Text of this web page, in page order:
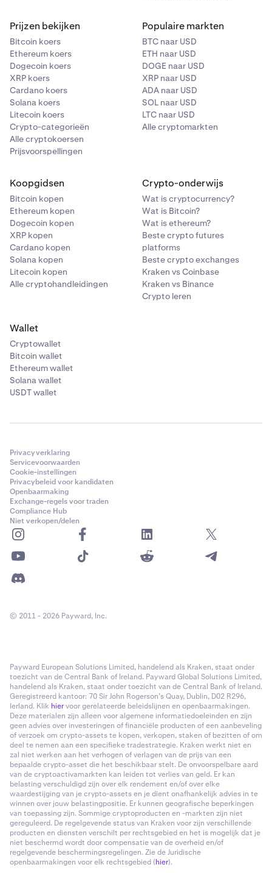
Prijzen bekijken
Bitcoin koers
Ethereum koers
Dogecoin koers
XRP koers
Cardano koers
Solana koers
Litecoin koers
Crypto-categorieën
Alle cryptokoersen
Prijsvoorspellingen
Populaire markten
BTC naar USD
ETH naar USD
DOGE naar USD
XRP naar USD
ADA naar USD
SOL naar USD
LTC naar USD
Alle cryptomarkten
Koopgidsen
Bitcoin kopen
Ethereum kopen
Dogecoin kopen
XRP kopen
Cardano kopen
Solana kopen
Litecoin kopen
Alle cryptohandleidingen
Crypto-onderwijs
Wat is cryptocurrency?
Wat is Bitcoin?
Wat is ethereum?
Beste crypto futures
platforms
Beste crypto exchanges
Kraken vs Coinbase
Kraken vs Binance
Crypto leren
Wallet
Cryptowallet
Bitcoin wallet
Ethereum wallet
Solana wallet
USDT wallet
Privacyverklaring
Servicevoorwaarden
Cookie-instellingen
Privacybeleid voor kandidaten
Openbaarmaking
Exchange-regels voor traden
Compliance Hub
Niet verkopen/delen
© 2011 - 2026 Payward, Inc.
Payward European Solutions Limited, handelend als Kraken, staat onder
toezicht van de Central Bank of Ireland. Payward Global Solutions Limited,
handelend als Kraken, staat onder toezicht van de Central Bank of Ireland.
Geregistreerd kantoor: 70 Sir John Rogerson’s Quay, Dublin, D02 R296,
Ierland. Klik hiervoor gerelateerde beleidslijnen en openbaarmakingen.
Deze materialen zijn alleen voor algemene informatiedoeleinden en zijn
geen advies over investeringen of financiële producten of een aanbeveling
of verzoek om crypto-assets te kopen, verkopen, staken of bezitten of om
deel te nemen aan een specifieke tradestrategie. Kraken werkt niet en
zal niet werken aan het verhogen of verlagen van de prijs van een
bepaalde crypto-asset die het beschikbaar stelt. De onvoorspelbare aard
van de cryptoactivamarkten kan leiden tot verlies van geld. Er kan
belasting verschuldigd zijn over elk rendement en/of over elke
waardestijging van je crypto-assets en je dient onafhankelijk advies in te
winnen over jouw belastingpositie. Er kunnen geografische beperkingen
van toepassing zijn. Sommige cryptoproducten en -markten zijn niet
gereguleerd. De regelgevende status van Kraken voor zijn verschillende
producten en diensten verschilt per rechtsgebied en het is mogelijk dat je
niet beschermd wordt door compensatie van de overheid en/of
regelgevende beschermingsregelingen. Zie de Juridische
openbaarmakingen voor elk rechtsgebied (hier).